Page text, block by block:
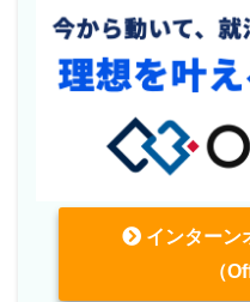
インターン
（